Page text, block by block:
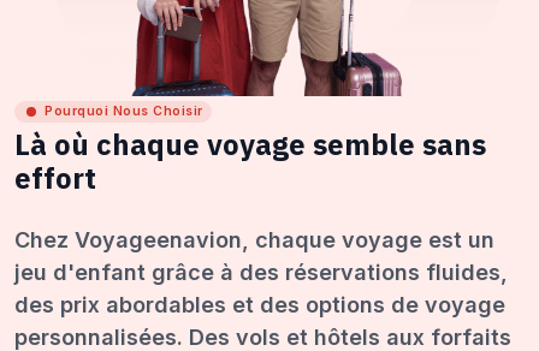
Pourquoi Nous Choisir
Là où chaque voyage semble sans
effort
Chez Voyageenavion, chaque voyage est un
jeu d'enfant grâce à des réservations fluides,
des prix abordables et des options de voyage
personnalisées. Des vols et hôtels aux forfaits